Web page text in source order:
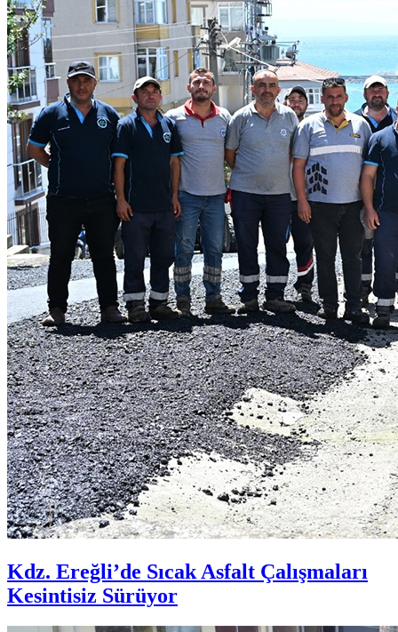
Kdz. Ereğli’de Sıcak Asfalt Çalışmaları
Kesintisiz Sürüyor